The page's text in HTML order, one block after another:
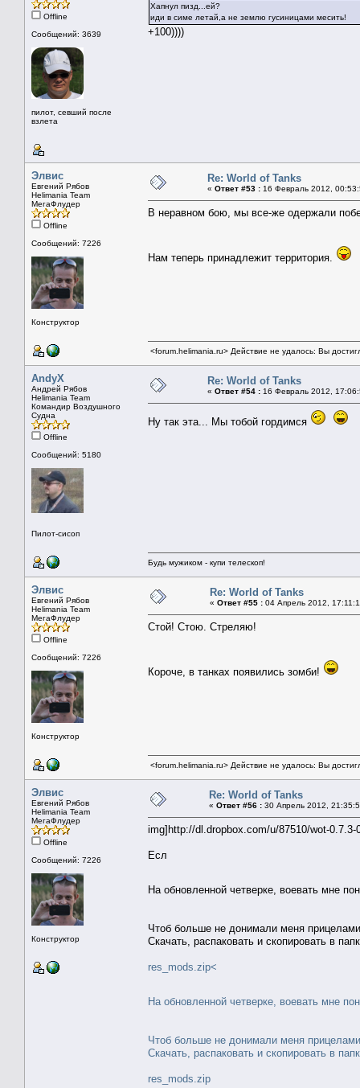
Offline
Сообщений: 3639
пилот, севший после
взлета
Хапнул пизд...ей?
иди в симе летай,а не землю гусиницами месить!
+100))))
Элвис
Евгений Рябов
Helimania Team
МегаФлудер
Offline
Сообщений: 7226
Конструктор
Re: World of Tanks
« Ответ #53 : 16 Февраль 2012,
В неравном бою, мы все-же одержали
Нам теперь принадлежит территория.
<forum.helimania.ru> Действие не удалось: Вы
AndyX
Андрей Рябов
Helimania Team
Командир Воздушного
Судна
Offline
Сообщений: 5180
Пилот-сисоп
Re: World of Tanks
« Ответ #54 : 16 Февраль 2012,
Ну так эта... Мы тобой гордимся
Будь мужиком - купи телескоп!
Элвис
Евгений Рябов
Helimania Team
МегаФлудер
Offline
Сообщений: 7226
Конструктор
Re: World of Tanks
« Ответ #55 : 04 Апрель 2012,
Стой! Стою. Стреляю!
Короче, в танках появились зомби!
<forum.helimania.ru> Действие не удалось: Вы
Элвис
Евгений Рябов
Helimania Team
МегаФлудер
Offline
Сообщений: 7226
Конструктор
Re: World of Tanks
« Ответ #56 : 30 Апрель 2012,
img]http://dl.dropbox.com/u/87510/wot-0.7.3-
Есл
На обновленной четверке, воевать мне
Чтоб больше не донимали меня
Скачать, распаковать и скопировать в
res_mods.zip<
На обновленной четверке, воевать мне
Чтоб больше не донимали меня
Скачать, распаковать и скопировать в
res_mods.zip